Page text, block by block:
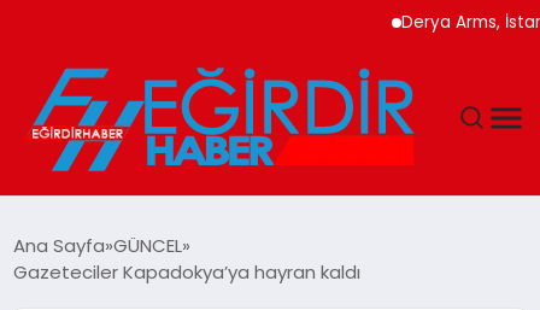
Derya Arms,
Ana Sayfa GÜNCEL
Gazeteciler Kapadokya’ya hayran kaldı